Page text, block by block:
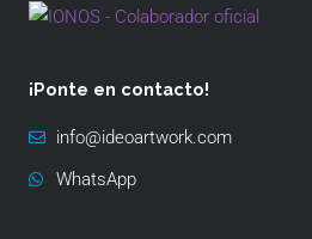
¡Ponte en contacto!
info@ideoartwork.com
WhatsApp